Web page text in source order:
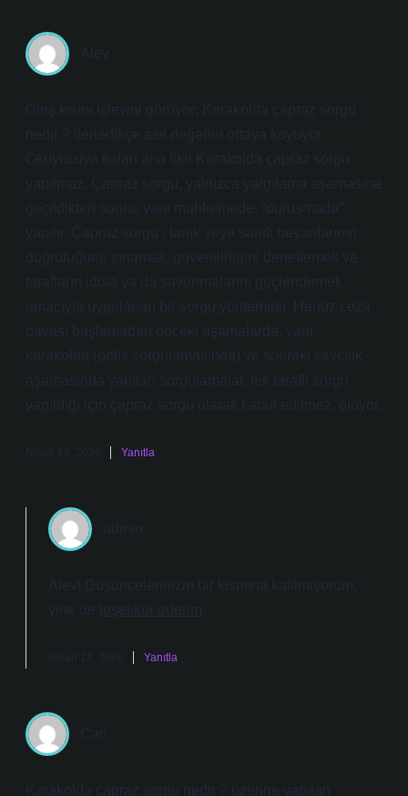
Alev
Giriş kısmı işlevini görüyor; Karakolda çapraz sorgu
nedir ? ilerledikçe asıl değerini ortaya koyuyor.
Okuyucuya kalan ana fikir Karakolda çapraz sorgu
yapılmaz. Çapraz sorgu, yalnızca yargılama aşamasına
geçildikten sonra, yani mahkemede, “duruşmada”
yapılır. Çapraz sorgu , tanık veya sanık beyanlarının
doğruluğunu sınamak, güvenilirliğini denetlemek ve
tarafların iddia ya da savunmalarını güçlendirmek
amacıyla uygulanan bir sorgu yöntemidir. Henüz ceza
davası başlamadan önceki aşamalarda, yani,
karakolda (polis sorgulamasında) ve sonraki savcılık
aşamasında yapılan sorgulamalar, tek taraflı sorgu
yapıldığı için çapraz sorgu olarak kabul edilmez. oluyor.
Nisan 14, 2026 Yanıtla
admin
Alev! Düşüncelerinizin bir kısmına katılmıyorum,
yine de teşekkür ederim.
Nisan 14, 2026 Yanıtla
Can
Karakolda çapraz sorgu nedir ? üzerine yapılan